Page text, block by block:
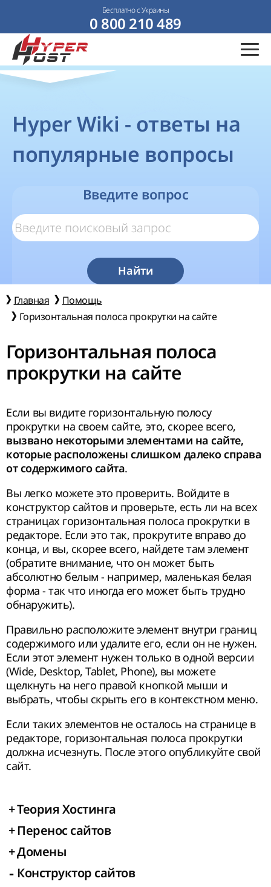
Бесплатно с Украины
0 800 210 489
Hyper Wiki - ответы на
популярные вопросы
Введите вопрос
Найти
Главная
Помощь
Горизонтальная полоса прокрутки на сайте
+Теория Хостинга
+Перенос сайтов
+Домены
- Конструктор сайтов
Горизонтальная полоса
прокрутки на сайте
Если вы видите горизонтальную полосу
прокрутки на своем сайте, это, скорее всего,
вызвано некоторыми элементами на сайте,
которые расположены слишком далеко справа
от содержимого сайта.
Вы легко можете это проверить. Войдите в
конструктор сайтов и проверьте, есть ли на всех
страницах горизонтальная полоса прокрутки в
редакторе. Если это так, прокрутите вправо до
конца, и вы, скорее всего, найдете там элемент
(обратите внимание, что он может быть
абсолютно белым - например, маленькая белая
форма - так что иногда его может быть трудно
обнаружить).
Правильно расположите элемент внутри границ
содержимого или удалите его, если он не нужен.
Если этот элемент нужен только в одной версии
(Wide, Desktop, Tablet, Phone), вы можете
щелкнуть на него правой кнопкой мыши и
выбрать, чтобы скрыть его в контекстном меню.
Если таких элементов не осталось на странице в
редакторе, горизонтальная полоса прокрутки
должна исчезнуть. После этого опубликуйте свой
сайт.